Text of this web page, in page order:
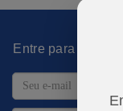
Entre para o time